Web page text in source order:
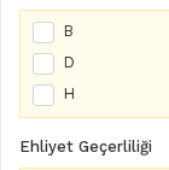
B
D
H
Ehliyet Geçerliliği